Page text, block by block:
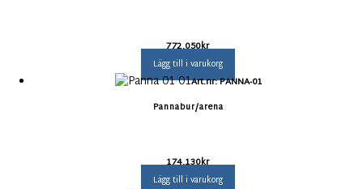
772.050kr
Lägg till i varukorg
Art.nr: PANNA-01
Pannabur/arena
174.130kr
Lägg till i varukorg